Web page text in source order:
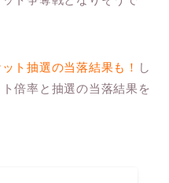
ト抽選の当落結果も！ し
倍率と抽選の当落結果を